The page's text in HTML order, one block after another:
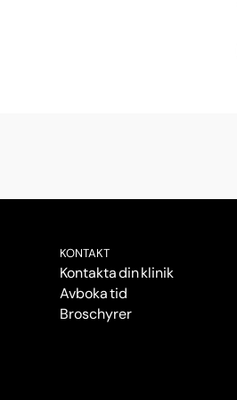
KONTAKT
Kontakta din klinik
Avboka tid
Broschyrer